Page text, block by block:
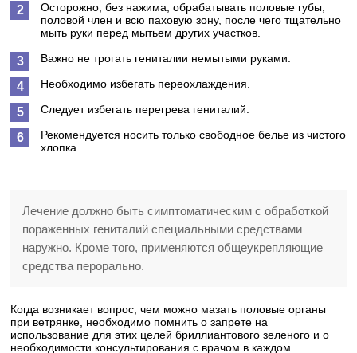
Осторожно, без нажима, обрабатывать половые губы,
половой член и всю паховую зону, после чего тщательно
мыть руки перед мытьем других участков.
Важно не трогать гениталии немытыми руками.
Необходимо избегать переохлаждения.
Следует избегать перегрева гениталий.
Рекомендуется носить только свободное белье из чистого
хлопка.
Лечение должно быть симптоматическим с обработкой
пораженных гениталий специальными средствами
наружно. Кроме того, применяются общеукрепляющие
средства перорально.
Когда возникает вопрос, чем можно мазать половые органы
при ветрянке, необходимо помнить о запрете на
использование для этих целей бриллиантового зеленого и о
необходимости консультирования с врачом в каждом